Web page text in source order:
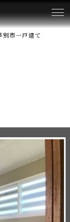
別市一戸建て